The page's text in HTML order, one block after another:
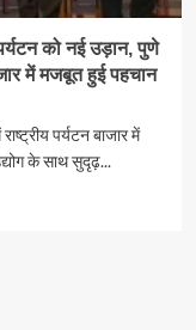
को नई उड़ान, पुणे
में मजबूत हुई पहचान
पर्यटन बाजार में
के साथ सुदृढ़...